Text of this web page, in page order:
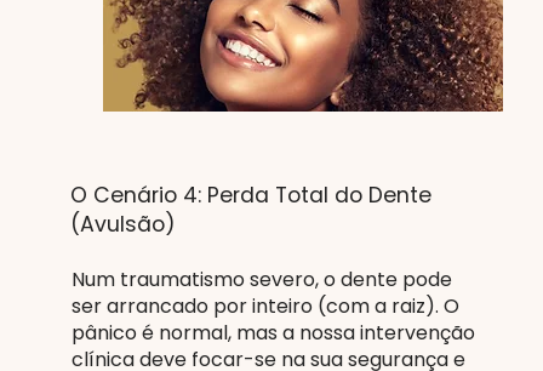
O Cenário 4: Perda Total do Dente
(Avulsão)
Num traumatismo severo, o dente pode
ser arrancado por inteiro (com a raiz). O
pânico é normal, mas a nossa intervenção
clínica deve focar-se na sua segurança e